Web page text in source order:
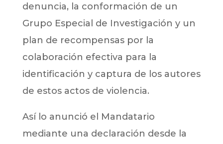
denuncia, la conformación de un
Grupo Especial de Investigación y un
plan de recompensas por la
colaboración efectiva para la
identificación y captura de los autores
de estos actos de violencia.
Así lo anunció el Mandatario
mediante una declaración desde la